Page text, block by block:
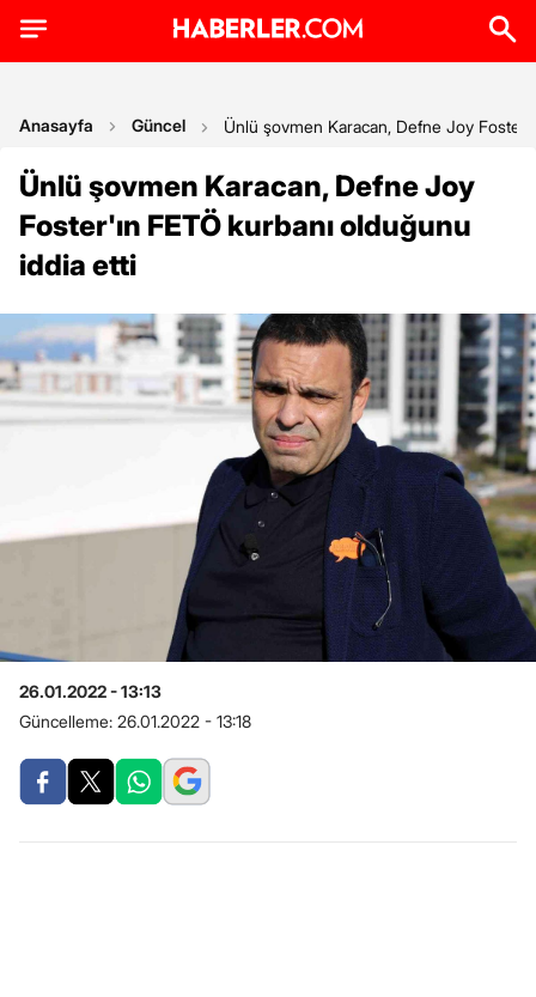
Anasayfa Güncel Ünlü şovmen Karacan, Defne Joy
Ünlü şovmen Karacan, Defne Joy
Foster'ın FETÖ kurbanı olduğunu
iddia etti
26.01.2022 - 13:13
Güncelleme: 26.01.2022 - 13:18